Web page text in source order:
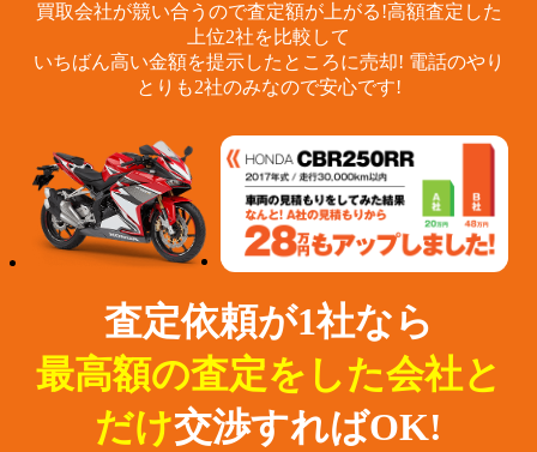
買取会社が競い合うので査定額が上がる!高額査定した
上位2社を比較して
いちばん高い金額を提示したところに売却! 電話のやり
とりも2社のみなので安心です!
査定依頼が1社なら
最高額の査定をした会社と
だけ交渉すればOK!